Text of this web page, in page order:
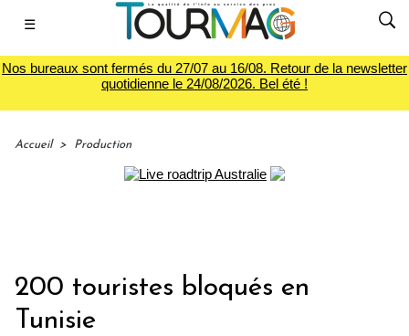
☰
Nos bureaux sont fermés du 27/07 au 16/08. Retour de la newsletter
quotidienne le 24/08/2026. Bel été !
Accueil > Production
200 touristes bloqués en
Tunisie